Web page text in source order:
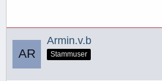
Armin.v.b
Stammuser